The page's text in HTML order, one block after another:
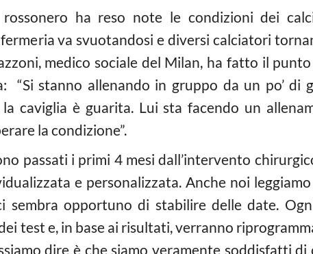
ha reso note le condizioni dei
va svuotandosi e diversi calciatori
medico sociale del Milan, ha fatto il
stanno allenando in gruppo da un po’ di
caviglia è guarita. Lui sta facendo un
la condizione”.
passati i primi 4 mesi dall’intervento
e personalizzata. Anche noi
opportuno di stabilire delle date.
test e, in base ai risultati, verranno
dire è che siamo veramente soddisfatti di